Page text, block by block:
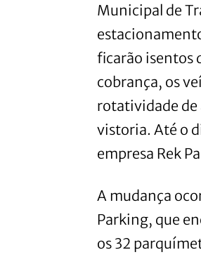
Municipal de
ficarão isentos
cobrança, os
rotatividade de
vistoria. Até o
empresa Rek
A mudança
Parking, que
os 32